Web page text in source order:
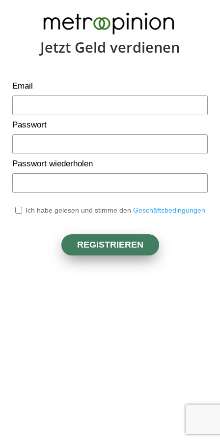
Jetzt Geld verdienen
Email
Passwort
Passwort wiederholen
Ich habe gelesen und stimme den Geschäftsbedingungen
REGISTRIEREN